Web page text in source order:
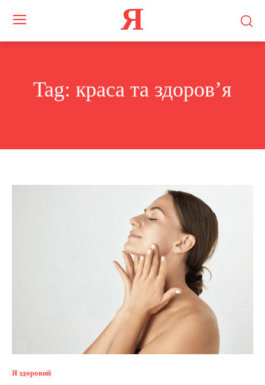
Я
Tag: краса та здоров’я
Я здоровий